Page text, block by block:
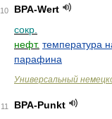
10
BPA-Wert
сокр.
нефт. температура
парафина
Универсальный
11
BPA-Punkt